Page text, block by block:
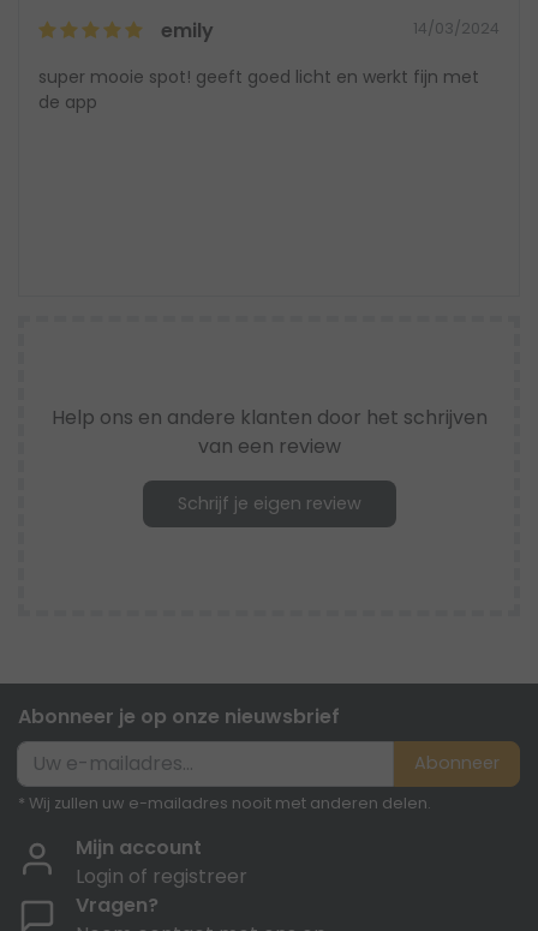
emily 14/03/2024
super mooie spot! geeft goed licht en werkt fijn met
de app
Help ons en andere klanten door het schrijven
van een review
Schrijf je eigen review
Abonneer je op onze nieuwsbrief
Abonneer
* Wij zullen uw e-mailadres nooit met anderen delen.
Mijn account
Login of registreer
Vragen?